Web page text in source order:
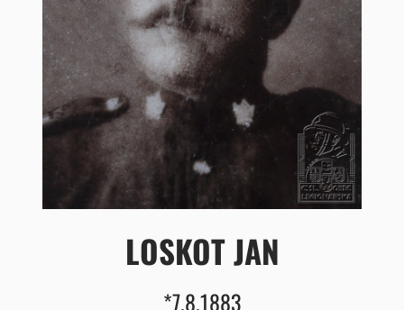
LOSKOT JAN
*7.8.1883